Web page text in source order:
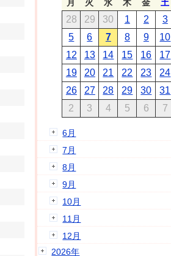
月 火 水 木 金 土
28 29 30 1 2 3
5
6 7 8 9 10
12
13 14 15 16 17
19
20 21 22 23 24
26
27 28 29 30 31
2
3 4 5 6 7
6月
7月
8月
9月
10月
11月
12月
2026年